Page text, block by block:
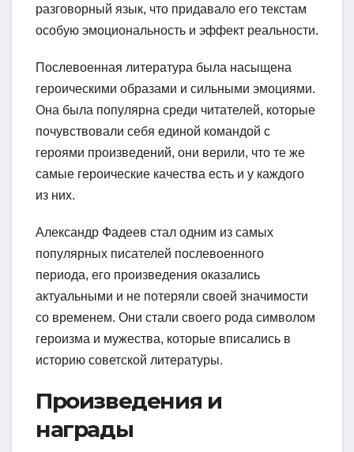
разговорный язык, что придавало его текстам
особую эмоциональность и эффект реальности.
Послевоенная литература была насыщена
героическими образами и сильными эмоциями.
Она была популярна среди читателей, которые
почувствовали себя единой командой с
героями произведений, они верили, что те же
самые героические качества есть и у каждого
из них.
Александр Фадеев стал одним из самых
популярных писателей послевоенного
периода, его произведения оказались
актуальными и не потеряли своей значимости
со временем. Они стали своего рода символом
героизма и мужества, которые вписались в
историю советской литературы.
Произведения и
награды